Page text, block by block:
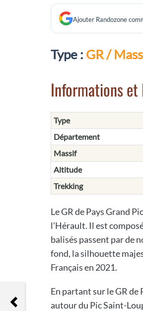
Ajouter Randozone
Type : GR /
Informations
Type
Département
Massif
Altitude
Trekking
Le GR de Pays Grand
l’Hérault. Il est
balisés passent par de
fond, la silhouette
Français en 2021.
En partant sur le GR
autour du Pic Saint-
GR 66 : Tour du Mont Aigoual